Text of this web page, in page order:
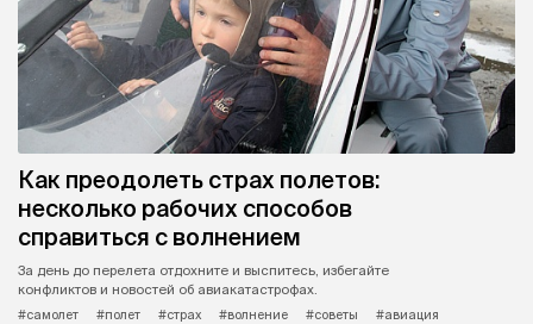
Как преодолеть страх полетов:
несколько рабочих способов
справиться с волнением
За день до перелета отдохните и выспитесь, избегайте
конфликтов и новостей об авиакатастрофах.
#самолет
#полет #страх #волнение #советы
#авиация